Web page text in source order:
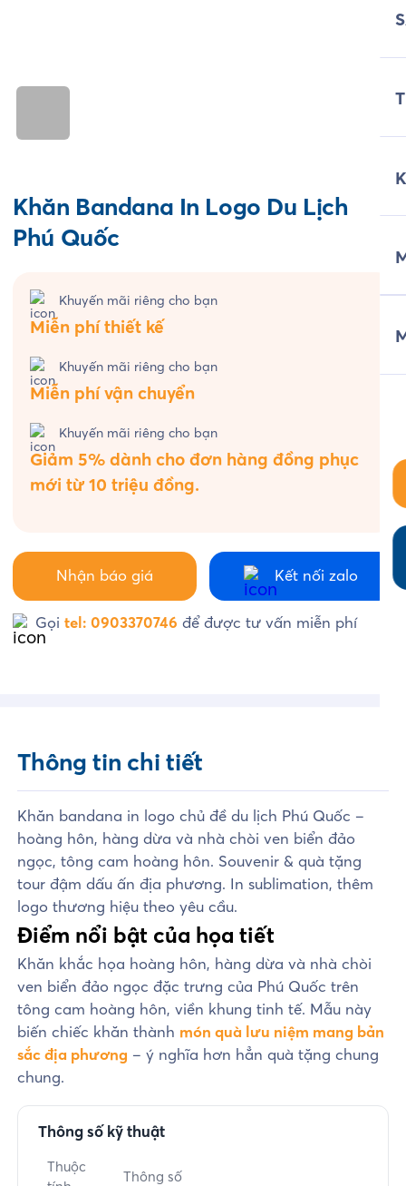
Khăn Bandana In Logo Du Lịch
Phú Quốc
Khuyến mãi riêng cho bạn
Miễn phí thiết kế
Khuyến mãi riêng cho bạn
Miễn phí vận chuyển
Khuyến mãi riêng cho bạn
Giảm 5% dành cho đơn hàng đồng phục
mới từ 10 triệu đồng.
Nhận báo giá Kết nối zalo
Gọitel: 0903370746 để được tư vấn miễn phí
Thông tin chi tiết
Khăn bandana in logo chủ đề du lịch Phú Quốc –
hoàng hôn, hàng dừa và nhà chòi ven biển đảo
ngọc, tông cam hoàng hôn. Souvenir & quà tặng
tour đậm dấu ấn địa phương. In sublimation, thêm
logo thương hiệu theo yêu cầu.
Điểm nổi bật của họa tiết
Khăn khắc họa hoàng hôn, hàng dừa và nhà chòi
ven biển đảo ngọc đặc trưng của Phú Quốc trên
tông cam hoàng hôn, viền khung tinh tế. Mẫu này
biến chiếc khăn thành món quà lưu niệm mang bản
sắc địa phương – ý nghĩa hơn hẳn quà tặng chung
chung.
Thông số kỹ thuật
Thuộc
Thông số